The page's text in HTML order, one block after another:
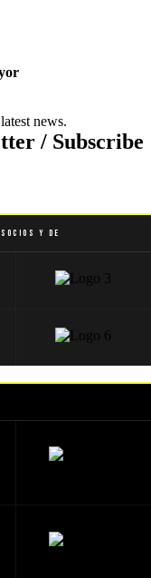
news.
/ Subscribe
y de